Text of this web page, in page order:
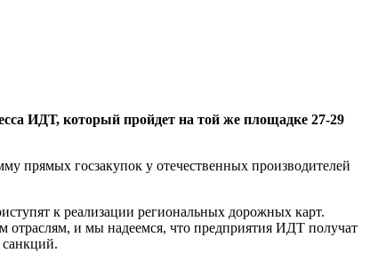
ИДТ, который пройдет на той же площадке 27-29
прямых госзакупок у отечественных производителей
к реализации региональных дорожных карт.
отраслям, и мы надеемся, что предприятия ИДТ получат